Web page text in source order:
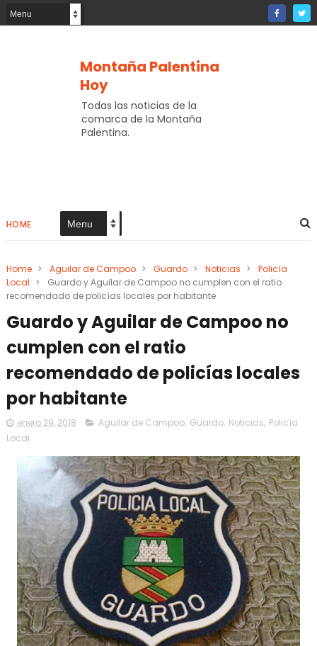
Montaña Palentina
Hoy
Todas las noticias de la
comarca de la Montaña
Palentina.
HOME
Home > Aguilar de Campoo > Guardo > Noticias >
Policía
Local >
Guardo y Aguilar de Campoo no cumplen con el ratio
recomendado de policías locales por habitante
Guardo y Aguilar de Campoo no
cumplen con el ratio
recomendado de policías locales
por habitante
enero 29, 2018 Aguilar de Campoo, Guardo, Noticias, Policía
Local